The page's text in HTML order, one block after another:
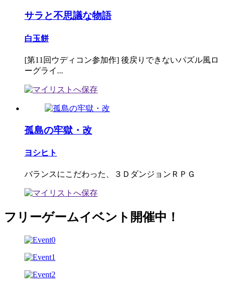
サラと不思議な物語
白玉餅
[第11回ウディコン参加作] 後戻りできないパズル風ロ
ーグライ...
孤島の牢獄・改
ヨシヒト
バランスにこだわった、３ＤダンジョンＲＰＧ
フリーゲームイベント開催中！